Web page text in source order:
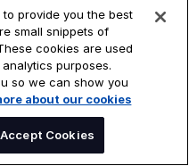
Sektors – und
um in Zeiten
Ergebnisse zu
in Managed
Modernization
DXC einige der
provide you the best
small snippets of
cookies are used
purposes.
so we can show you
about our cookies
Accept Cookies